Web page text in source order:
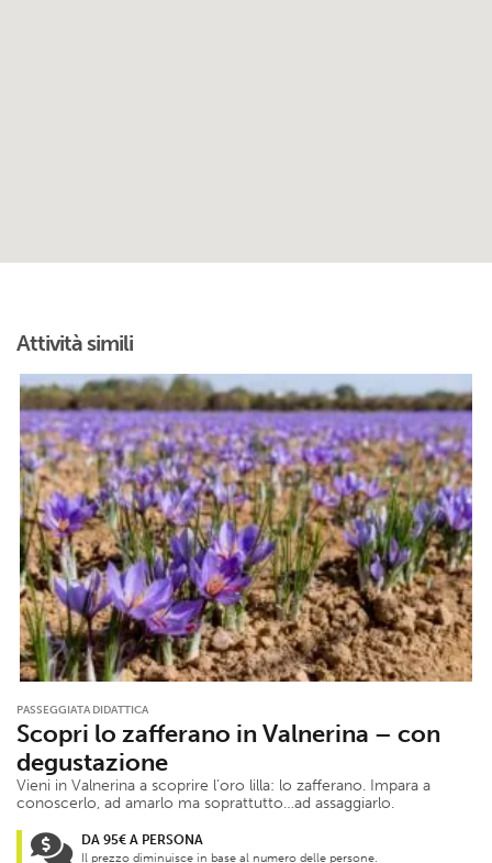
Attività simili
PASSEGGIATA DIDATTICA
Scopri lo zafferano in Valnerina – con
degustazione
Vieni in Valnerina a scoprire l’oro lilla: lo zafferano. Impara a
conoscerlo, ad amarlo ma soprattutto…ad assaggiarlo.
DA 95€ A PERSONA
Il prezzo diminuisce in base al numero delle persone.